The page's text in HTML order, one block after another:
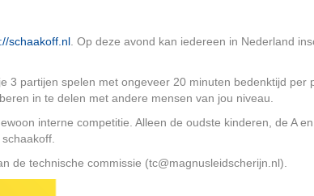
schaakoff.nl . Op deze avond kan iedereen in Nederland
3 partijen spelen met ongeveer 20 minuten bedenktijd per
in te delen met andere mensen van jou niveau.
interne competitie. Alleen de oudste kinderen, de A
de technische commissie (tc@magnusleidscherijn.nl).